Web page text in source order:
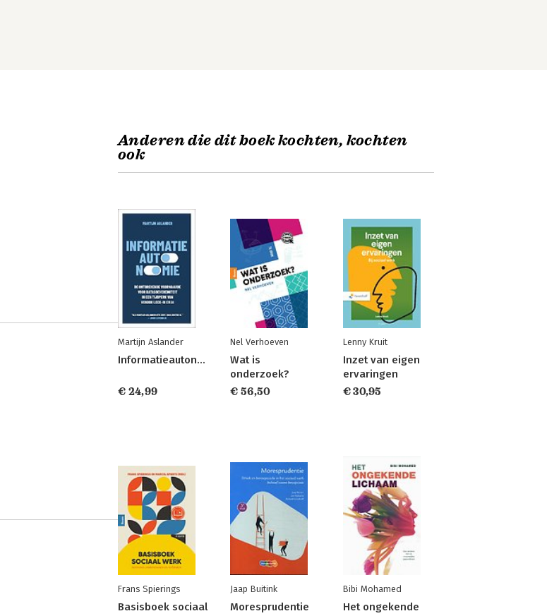
Anderen die dit boek kochten, kochten
ook
Martijn Aslander
Informatieautonomie
€ 24,99
Nel Verhoeven
Wat is
onderzoek?
€ 56,50
Lenny Kruit
Inzet van eigen
ervaringen
€ 30,95
Frans Spierings
Basisboek sociaal
Jaap Buitink
Moresprudentie
Bibi Mohamed
Het ongekende